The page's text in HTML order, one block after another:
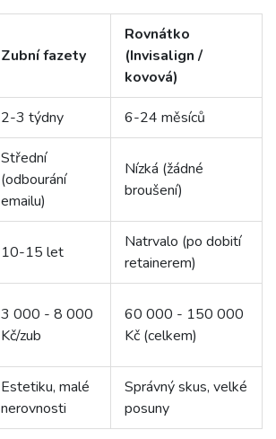
Zubní fazety
Rovnátko
(Invisalign /
kovová)
2-3 týdny 6-24 měsíců
Střední
(odbourání
emailu)
Nízká (žádné
broušení)
10-15 let
Natrvalo (po dobití
retainerem)
3 000 - 8 000
Kč/zub
60 000 - 150 000
Kč (celkem)
Estetiku, malé
nerovnosti
Správný skus, velké
posuny